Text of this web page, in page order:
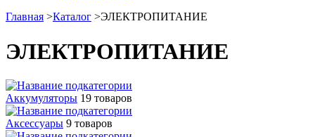
Главная >Каталог >ЭЛЕКТРОПИТАНИЕ
ЭЛЕКТРОПИТАНИЕ
Аккумуляторы 19 товаров
Аксессуары 9 товаров